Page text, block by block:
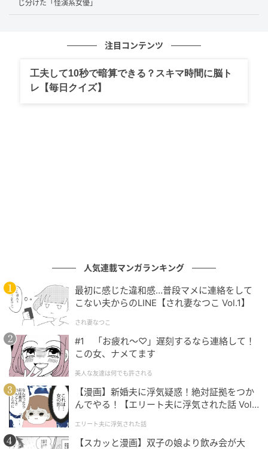
名前で覚えられる、生徒の一人
その性質がさらにはっきりしたのが、TBS系日曜劇場
任するクラス。窪塚が演じたのは、社交的でクラスに
溶けているのに、パソコンの前に座ると天才的な能力
線が細いことは、ふつう群像の中では弱点になる。と
ころがこの人の場合、その細さの奥に嘘がない体温が
ある。視線は、芝居のうまさに引かれるのではなく、
その体温の方に自然と寄っていく。次元賢太が個人の
名前で語られたのは、たぶんそういう仕組みだった。
最も深いところで、この人の核が見えた。
派手な世界の真横で、押さずに立てる
寄り添う脇で重心を引き受けるだけなら、それだけな
じ分けた「怪演系女優」
注目コンテンツ
工夫して10秒で暗算できる？スキマ時間に脳ト
レ【毎日クイズ】
人気連載マンガランキング
最初に感じた違和感…普段マメに連絡をして
こない夫からのLINE【され妻なつこ Vol.1】
され妻なつこ
#1 「お疲れ〜♡」遅刻するなら連絡して！
この女、ナメてます
美人な友達は何でも許される
【漫画】新婚夫に浮気疑惑！絶対証拠をつか
んでやる！【エリート夫に浮気された話 Vol.
エリート夫に浮気された話
【スカッと漫画】双子の娘より飲み会が大